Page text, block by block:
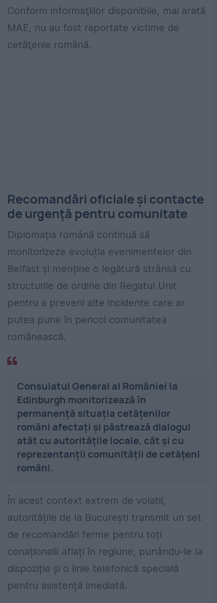
Conform informaţiilor disponibile, mai arată
MAE, nu au fost raportate victime de
cetăţenie română.
Recomandări oficiale și contacte
de urgență pentru comunitate
Diplomația română continuă să
monitorizeze evoluția evenimentelor din
Belfast și menține o legătură strânsă cu
structurile de ordine din Regatul Unit
pentru a preveni alte incidente care ar
putea pune în pericol comunitatea
românească.
Consulatul General al României la
Edinburgh monitorizează în
permanenţă situaţia cetăţenilor
români afectaţi şi păstrează dialogul
atât cu autorităţile locale, cât şi cu
reprezentanţii comunităţii de cetăţeni
români.
În acest context extrem de volatil,
autoritățile de la București transmit un set
de recomandări ferme pentru toți
conaționalii aflați în regiune, punându-le la
dispoziție și o linie telefonică specială
pentru asistență imediată.